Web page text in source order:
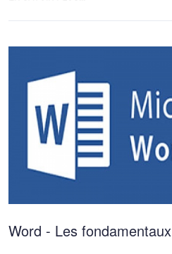
Word - Les fondamentaux